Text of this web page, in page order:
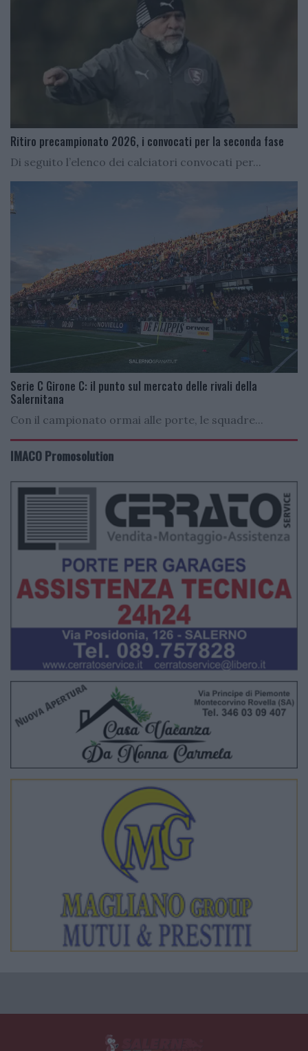
Ritiro precampionato 2026, i convocati per la seconda fase
Di seguito l’elenco dei calciatori convocati per...
Serie C Girone C: il punto sul mercato delle rivali della
Salernitana
Con il campionato ormai alle porte, le squadre...
IMACO Promosolution